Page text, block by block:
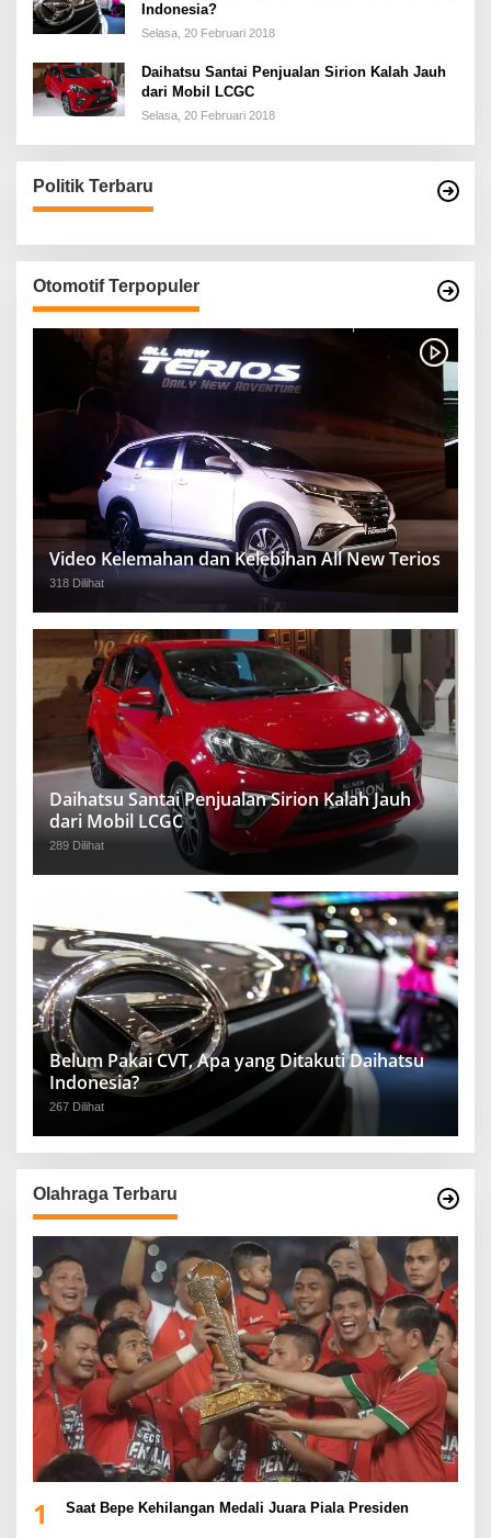
Indonesia?
Selasa, 20 Februari 2018
Daihatsu Santai Penjualan Sirion Kalah Jauh
dari Mobil LCGC
Selasa, 20 Februari 2018
Politik Terbaru
Otomotif Terpopuler
Video Kelemahan dan Kelebihan All New Terios
318 Dilihat
Daihatsu Santai Penjualan Sirion Kalah Jauh
dari Mobil LCGC
289 Dilihat
Belum Pakai CVT, Apa yang Ditakuti Daihatsu
Indonesia?
267 Dilihat
Olahraga Terbaru
1 Saat Bepe Kehilangan Medali Juara Piala Presiden